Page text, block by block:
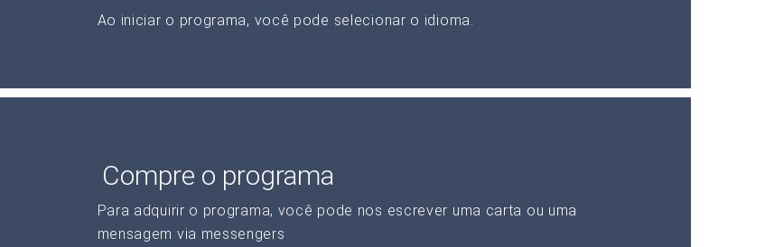
Ao iniciar o programa, você pode selecionar o idioma.
Compre o programa
Para adquirir o programa, você pode nos escrever uma carta ou uma
mensagem via messengers